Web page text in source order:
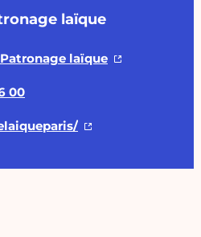
laïque
Patronage laïque
00